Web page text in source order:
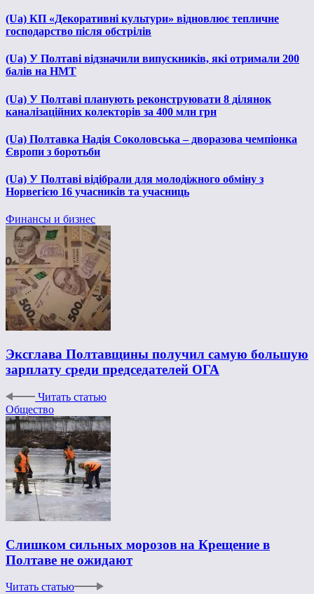
(Ua) КП «Декоративні культури» відновлює тепличне
господарство після обстрілів
(Ua) У Полтаві відзначили випускників, які отримали 200
балів на НМТ
(Ua) У Полтаві планують реконструювати 8 ділянок
каналізаційних колекторів за 400 млн грн
(Ua) Полтавка Надія Соколовська – дворазова чемпіонка
Європи з боротьби
(Ua) У Полтаві відібрали для молодіжного обміну з
Норвегією 16 учасників та учасниць
Финансы и бизнес
Эксглава Полтавщины получил самую большую
зарплату среди председателей ОГА
Читать статью
Общество
Слишком сильных морозов на Крещение в
Полтаве не ожидают
Читать статью